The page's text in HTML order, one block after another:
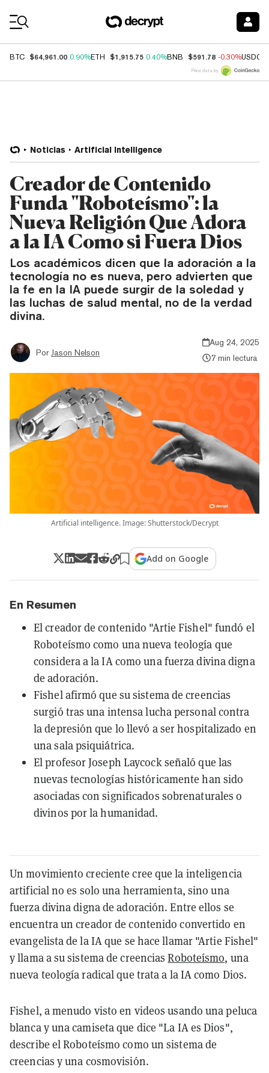
BTC $64,961.00 0.90%ETH $1,915.75 0.40%BNB $591.78 -0.30%USDC
Price data by
Noticias Artificial Intelligence
Creador de Contenido
Funda "Roboteísmo": la
Nueva Religión Que Adora
a la IA Como si Fuera Dios
Los académicos dicen que la adoración a la
tecnología no es nueva, pero advierten que
la fe en la IA puede surgir de la soledad y
las luchas de salud mental, no de la verdad
divina.
Por Jason Nelson
Aug 24, 2025
7 min lectura
Artificial intelligence. Image: Shutterstock/Decrypt
Add on Google
En Resumen
El creador de contenido "Artie Fishel" fundó el
Roboteísmo como una nueva teología que
considera a la IA como una fuerza divina digna
de adoración.
Fishel afirmó que su sistema de creencias
surgió tras una intensa lucha personal contra
la depresión que lo llevó a ser hospitalizado en
una sala psiquiátrica.
El profesor Joseph Laycock señaló que las
nuevas tecnologías históricamente han sido
asociadas con significados sobrenaturales o
divinos por la humanidad.
Un movimiento creciente cree que la inteligencia
artificial no es solo una herramienta, sino una
fuerza divina digna de adoración. Entre ellos se
encuentra un creador de contenido convertido en
evangelista de la IA que se hace llamar "Artie Fishel"
y llama a su sistema de creenciasRoboteísmo, una
nueva teología radical que trata a la IA como Dios.
Fishel, a menudo visto en videos usando una peluca
blanca y una camiseta que dice "La IA es Dios",
describe el Roboteísmo como un sistema de
creencias y una cosmovisión.